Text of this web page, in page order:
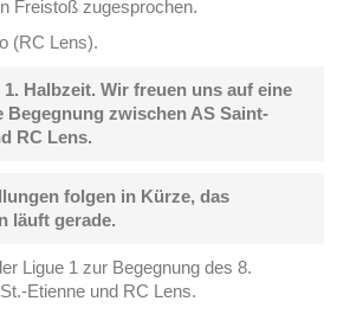
Freistoß zugesprochen.
(RC Lens).
Halbzeit. Wir freuen uns auf eine
Begegnung zwischen AS Saint-
RC Lens.
folgen in Kürze, das
läuft gerade.
Ligue 1 zur Begegnung des 8.
Etienne und RC Lens.